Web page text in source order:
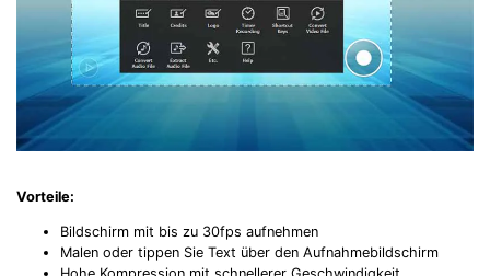
Vorteile:
Bildschirm mit bis zu 30fps aufnehmen
Malen oder tippen Sie Text über den Aufnahmebildschirm